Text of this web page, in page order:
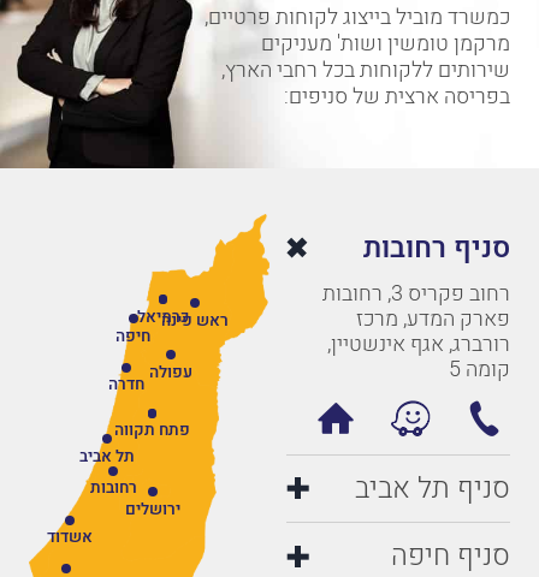
כמשרד מוביל בייצוג לקוחות פרטיים,
מרקמן טומשין ושות' מעניקים
שירותים ללקוחות בכל רחבי הארץ,
בפריסה ארצית של סניפים:
סניף רחובות
רחוב פקריס 3, רחובות
פארק המדע, מרכז
רורברג, אגף אינשטיין,
קומה 5
סניף תל אביב
סניף חיפה
רחובות
תל אביב
חיפה
ירושלים
פתח תקווה
חדרה
אשדוד
עפולה
ראש פינהכרמיאל